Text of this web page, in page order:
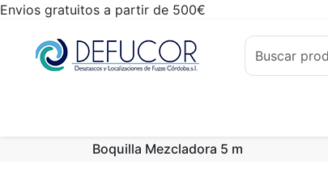
Envios gratuitos a partir de 500€
Boquilla Mezcladora 5 m